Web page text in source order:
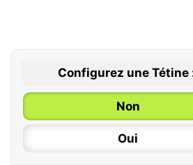
Configurez une Tétine
Non
Oui